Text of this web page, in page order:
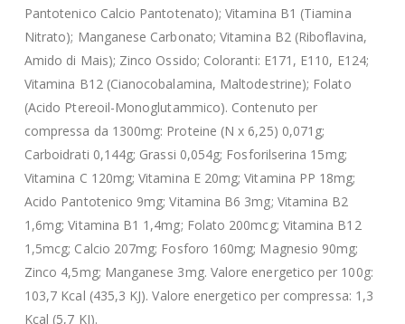
Pantotenico Calcio Pantotenato); Vitamina B1 (Tiamina
Nitrato); Manganese Carbonato; Vitamina B2 (Riboflavina,
Amido di Mais); Zinco Ossido; Coloranti: E171, E110, E124;
Vitamina B12 (Cianocobalamina, Maltodestrine); Folato
(Acido Ptereoil-Monoglutammico). Contenuto per
compressa da 1300mg: Proteine (N x 6,25) 0,071g;
Carboidrati 0,144g; Grassi 0,054g; Fosforilserina 15mg;
Vitamina C 120mg; Vitamina E 20mg; Vitamina PP 18mg;
Acido Pantotenico 9mg; Vitamina B6 3mg; Vitamina B2
1,6mg; Vitamina B1 1,4mg; Folato 200mcg; Vitamina B12
1,5mcg; Calcio 207mg; Fosforo 160mg; Magnesio 90mg;
Zinco 4,5mg; Manganese 3mg. Valore energetico per 100g:
103,7 Kcal (435,3 KJ). Valore energetico per compressa: 1,3
Kcal (5,7 KJ).